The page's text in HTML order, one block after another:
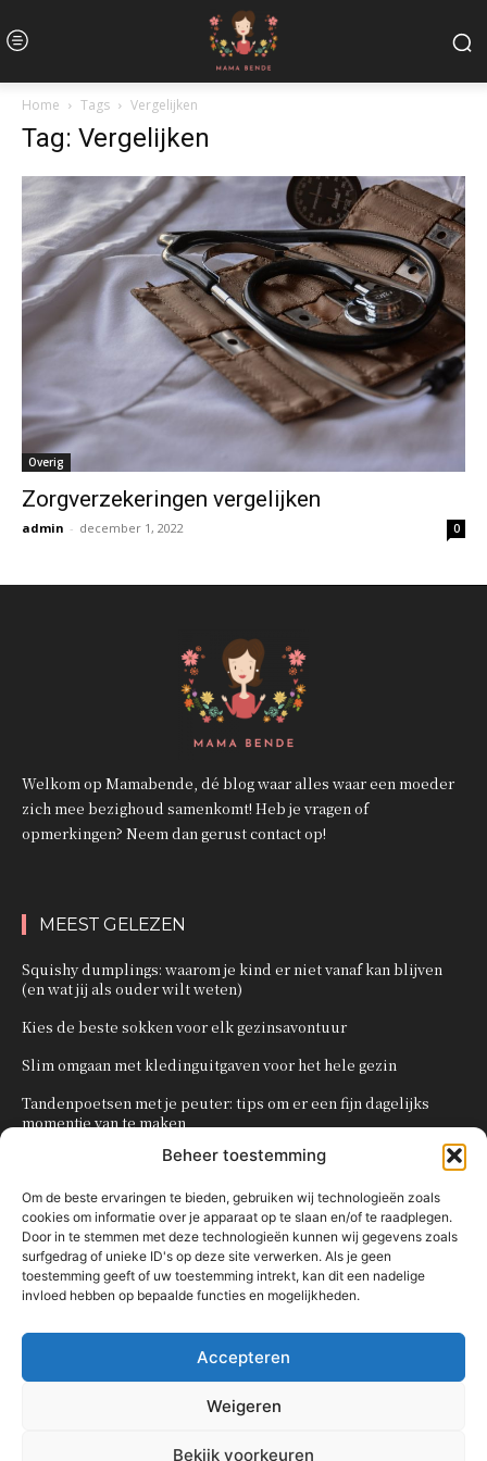
Beheer toestemming
Om de beste ervaringen te bieden, gebruiken wij technologieën zoals
cookies om informatie over je apparaat op te slaan en/of te raadplegen.
Door in te stemmen met deze technologieën kunnen wij gegevens zoals
surfgedrag of unieke ID's op deze site verwerken. Als je geen
toestemming geeft of uw toestemming intrekt, kan dit een nadelige
invloed hebben op bepaalde functies en mogelijkheden.
Accepteren
Weigeren
Bekijk voorkeuren
Home Tags Vergelijken
Tag: Vergelijken
Overig
Zorgverzekeringen vergelijken
admin - december 1, 2022 0
Welkom op Mamabende, dé blog waar alles waar een moeder
zich mee bezighoud samenkomt! Heb je vragen of
opmerkingen? Neem dan gerust contact op!
MEEST GELEZEN
Squishy dumplings: waarom je kind er niet vanaf kan blijven
(en wat jij als ouder wilt weten)
Kies de beste sokken voor elk gezinsavontuur
Slim omgaan met kledinguitgaven voor het hele gezin
Tandenpoetsen met je peuter: tips om er een fijn dagelijks
momentje van te maken
Zo organiseer je een onvergetelijk kinderfeestje
POPULAIRE CATEGORIEËN
OVERIG
KNUTSELEN MET KINDEREN
TRAKTATIES
80